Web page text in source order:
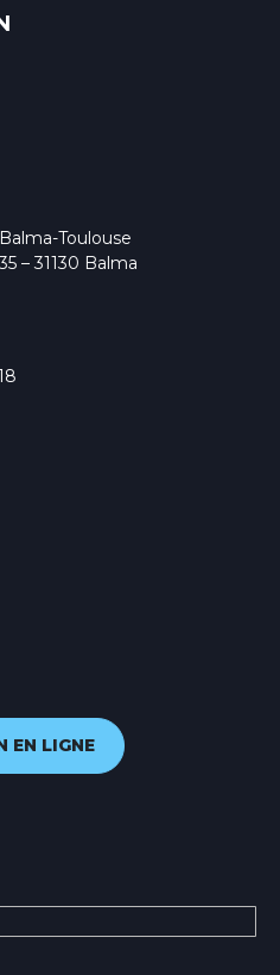
Toulouse
– 31130 Balma
EN LIGNE